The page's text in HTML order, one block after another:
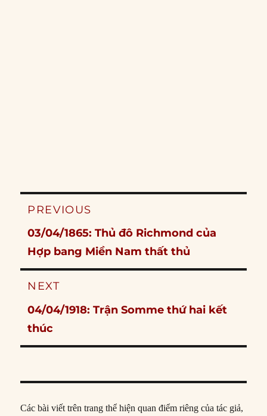
Post
PREVIOUS
Previous
post:
03/04/1865: Thủ đô Richmond của
Hợp bang Miền Nam thất thủ
NEXT
Next
post:
04/04/1918: Trận Somme thứ hai kết
thúc
Các bài viết trên trang thể hiện quan điểm riêng của tác giả,